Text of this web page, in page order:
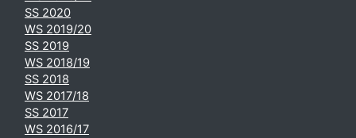
SS 2020
WS 2019/20
SS 2019
WS 2018/19
SS 2018
WS 2017/18
SS 2017
WS 2016/17